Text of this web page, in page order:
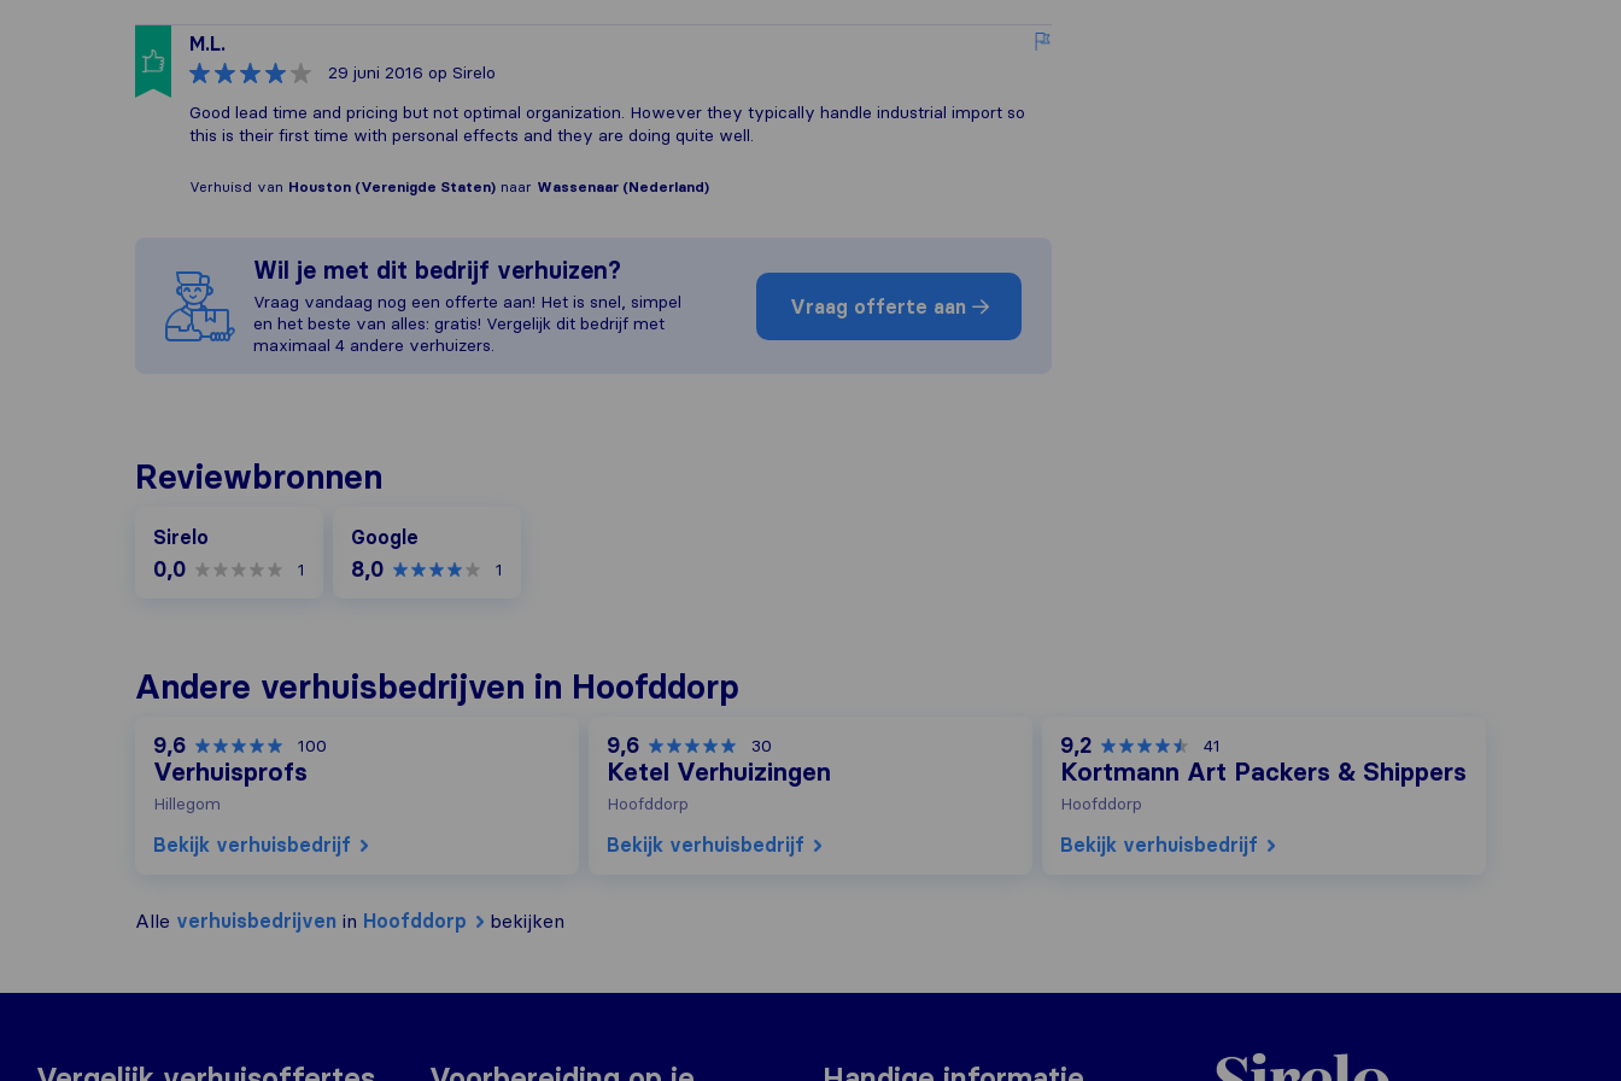
M.L.
29 juni 2016 op Sirelo
Good lead time and pricing but not optimal organization. However they typically handle industrial import so
this is their first time with personal effects and they are doing quite well.
Verhuisd van Houston (Verenigde Staten) naar Wassenaar (Nederland)
Wil je met dit bedrijf verhuizen?
Vraag vandaag nog een offerte aan! Het is snel, simpel
en het beste van alles: gratis! Vergelijk dit bedrijf met
maximaal 4 andere verhuizers.
Vraag offerte aan
Reviewbronnen
Sirelo
0,0 1
Google
8,0 1
Andere verhuisbedrijven in Hoofddorp
9,6 100
Verhuisprofs
Hillegom
Bekijk verhuisbedrijf
9,6 30
Ketel Verhuizingen
Hoofddorp
Bekijk verhuisbedrijf
9,2 41
Kortmann Art Packers & Shippers
Hoofddorp
Bekijk verhuisbedrijf
Alle verhuisbedrijven in Hoofddorp bekijken
Sirelo.nl